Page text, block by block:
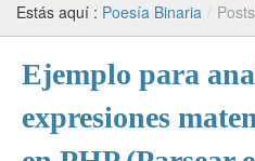
Estás aquí : Poesía Binaria /
Ejemplo para
expresiones